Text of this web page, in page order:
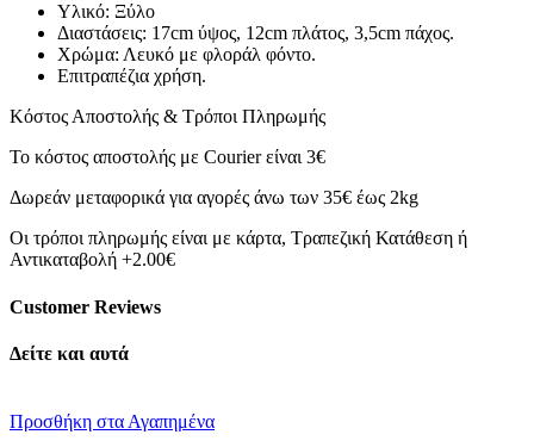
Υλικό: Ξύλο
Διαστάσεις: 17cm ύψος, 12cm πλάτος, 3,5cm πάχος.
Χρώμα: Λευκό με φλοράλ φόντο.
Επιτραπέζια χρήση.
Κόστος Αποστολής & Τρόποι Πληρωμής
Το κόστος αποστολής με Courier είναι 3€
Δωρεάν μεταφορικά για αγορές άνω των 35€ έως 2kg
Οι τρόποι πληρωμής είναι με κάρτα, Τραπεζική Κατάθεση ή
Αντικαταβολή +2.00€
Customer Reviews
Δείτε και αυτά
Προσθήκη στα Αγαπημένα